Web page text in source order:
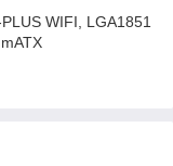
WIFI, LGA1851